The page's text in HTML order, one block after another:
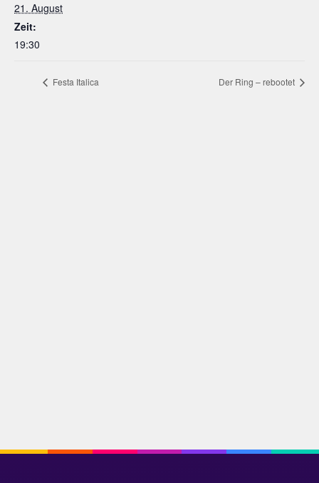
21. August
Zeit:
19:30
Festa Italica Der Ring – rebootet